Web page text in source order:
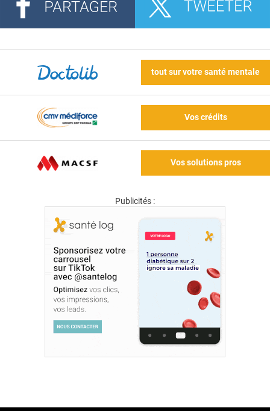
tout sur votre santé mentale
Vos crédits
Vos solutions pros
Publicités :